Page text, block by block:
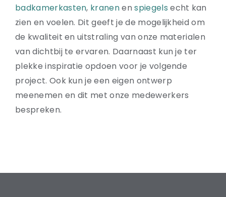
badkamerkasten, kranenenspiegels echt kan
zien en voelen. Dit geeft je de mogelijkheid om
de kwaliteit en uitstraling van onze materialen
van dichtbij te ervaren. Daarnaast kun je ter
plekke inspiratie opdoen voor je volgende
project. Ook kun je een eigen ontwerp
meenemen en dit met onze medewerkers
bespreken.